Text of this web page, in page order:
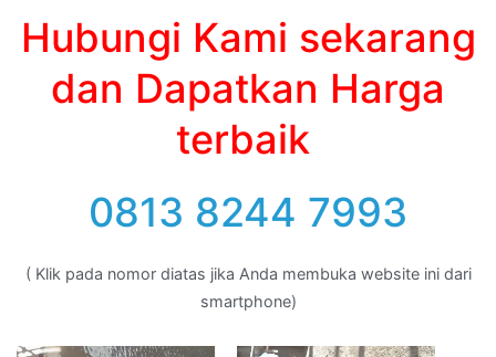
Hubungi Kami sekarang
dan Dapatkan Harga
terbaik
0813 8244 7993
( Klik pada nomor diatas jika Anda membuka website ini dari
smartphone)